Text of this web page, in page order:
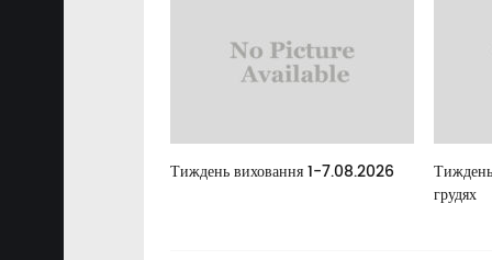
Тиждень виховання 1-7.08.2026
грудях